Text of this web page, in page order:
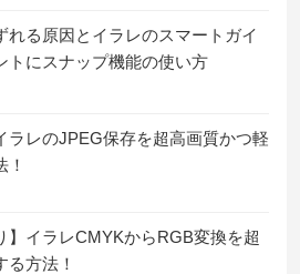
れる原因とイラレのスマートガイ
トにスナップ機能の使い方
ラレのJPEG保存を超高画質かつ軽
！
】イラレCMYKからRGB変換を超
る方法！